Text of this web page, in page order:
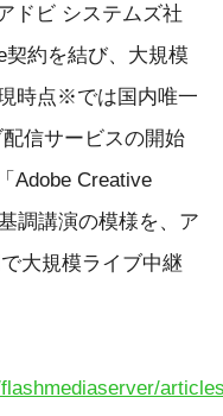
ドビ システムズ社
契約を結び、大規模
時点※では国内唯一
信サービスの開始
Adobe Creative
調講演の模様を、ア
大規模ライブ中継